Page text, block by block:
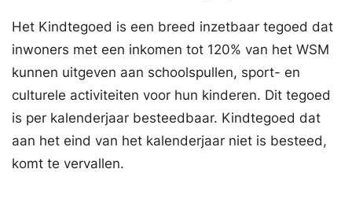
Het Kindtegoed is een breed inzetbaar tegoed dat
inwoners met een inkomen tot 120% van het WSM
kunnen uitgeven aan schoolspullen, sport- en
culturele activiteiten voor hun kinderen. Dit tegoed
is per kalenderjaar besteedbaar. Kindtegoed dat
aan het eind van het kalenderjaar niet is besteed,
komt te vervallen.